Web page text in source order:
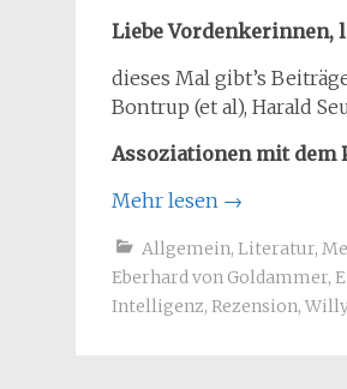
Liebe Vordenkerinnen,
dieses Mal gibt’s
Bontrup (et al), Harald
Assoziationen mit dem
Mehr lesen →
Allgemein, Literatur,
Eberhard von Goldammer,
Intelligenz, Rezension,